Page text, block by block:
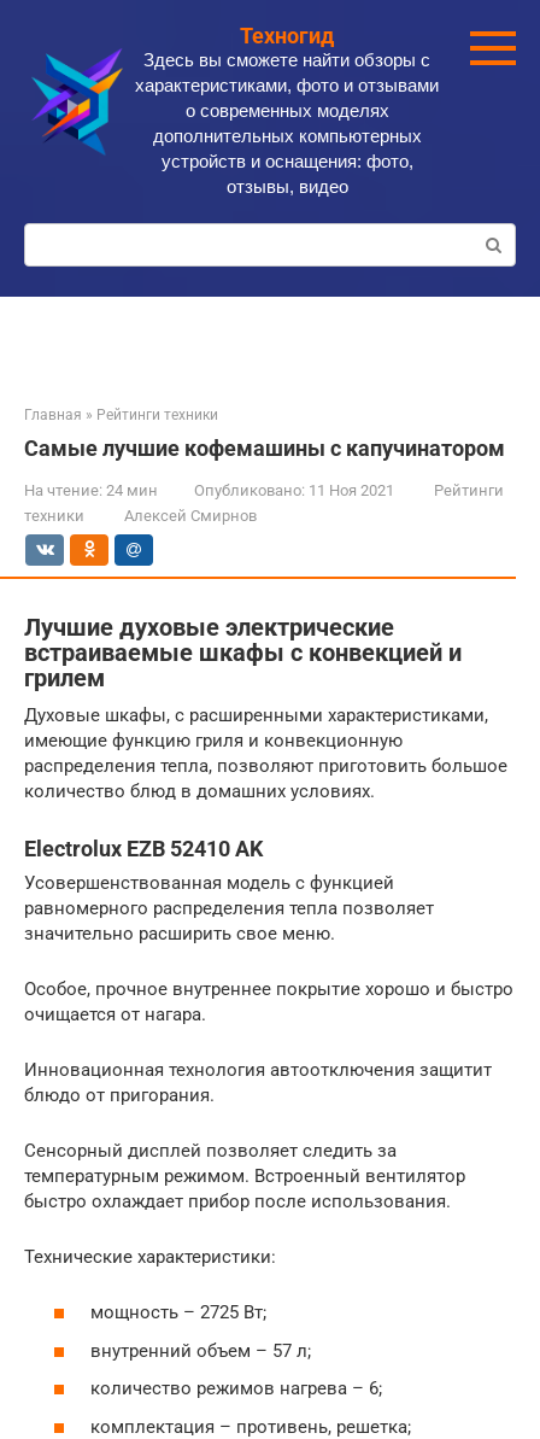
контенту
Техногид
Здесь вы сможете найти обзоры с
характеристиками, фото и отзывами
о современных моделях
дополнительных компьютерных
устройств и оснащения: фото,
отзывы, видео
Поиск:
Главная » Рейтинги техники
Самые лучшие кофемашины с капучинатором
На чтение: 24 мин Опубликовано: 11 Ноя 2021
Рейтинги
техники
Алексей Смирнов
Лучшие духовые электрические
встраиваемые шкафы с конвекцией и
грилем
Духовые шкафы, с расширенными характеристиками,
имеющие функцию гриля и конвекционную
распределения тепла, позволяют приготовить большое
количество блюд в домашних условиях.
Electrolux EZB 52410 AK
Усовершенствованная модель с функцией
равномерного распределения тепла позволяет
значительно расширить свое меню.
Особое, прочное внутреннее покрытие хорошо и быстро
очищается от нагара.
Инновационная технология автоотключения защитит
блюдо от пригорания.
Сенсорный дисплей позволяет следить за
температурным режимом. Встроенный вентилятор
быстро охлаждает прибор после использования.
Технические характеристики:
мощность – 2725 Вт;
внутренний объем – 57 л;
количество режимов нагрева – 6;
комплектация – противень, решетка;